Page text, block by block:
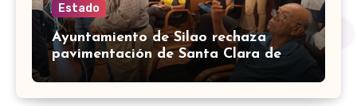
Estado
Ayuntamiento de Silao rechaza
pavimentación de Santa Clara de
Marines